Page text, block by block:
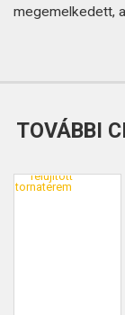
megemelkedett,
TOVÁBBI